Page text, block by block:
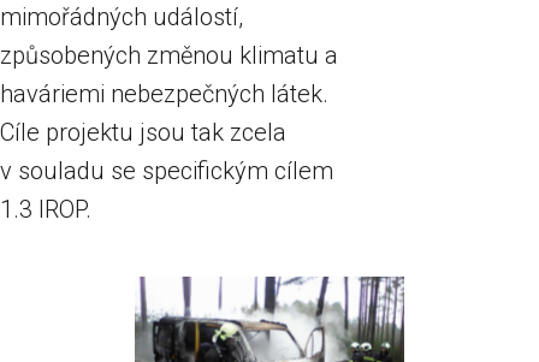
mimořádných událostí,
způsobených změnou klimatu a
haváriemi nebezpečných látek.
Cíle projektu jsou tak zcela
v souladu se specifickým cílem
1.3 IROP.